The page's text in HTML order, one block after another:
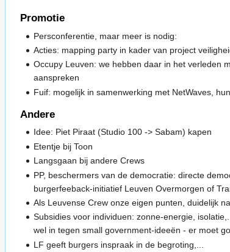
Promotie
Persconferentie, maar meer is nodig:
Acties: mapping party in kader van project
Occupy Leuven: we hebben daar in het verleden
aanspreken
Fuif: mogelijk in samenwerking met NetWaves,
Andere
Idee: Piet Piraat (Studio 100 -> Sabam) kapen
Etentje bij Toon
Langsgaan bij andere Crews
PP, beschermers van de democratie: directe
burgerfeeback-initiatief Leuven Overmorgen of
Als Leuvense Crew onze eigen punten, duidelijk
Subsidies voor individuen: zonne-energie,
wel in tegen small government-ideeën - er moet
LF geeft burgers inspraak in de begroting,...